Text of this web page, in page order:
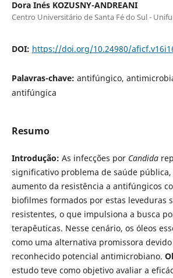
Dora Inés KOZUSNY-ANDREANI
Centro Universitário de Santa Fé do Sul -
DOI: https://doi.org/10.24980/
Palavras-chave: antifúngico,
antifúngica
Resumo
Introdução: As infecções por Candida
significativo problema de saúde
aumento da resistência a antifúngicos
biofilmes formados por estas leveduras
resistentes, o que impulsiona a busca
terapêuticas. Nesse cenário, os óleos
como uma alternativa promissora devido
reconhecido potencial antimicrobiano.
estudo teve como objetivo avaliar a